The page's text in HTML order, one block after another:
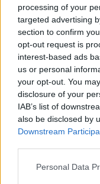
processing of your
targeted advertising
section to confirm
opt-out request is
interest-based ads
us or personal
your opt-out. You
disclosure of your
IAB’s list of
also be disclosed by
Downstream
Personal Data
Rendkívüli
menekülhetnek
elől
Székely János
Katolikus Püspöki
megismételte
megnyitását kérte